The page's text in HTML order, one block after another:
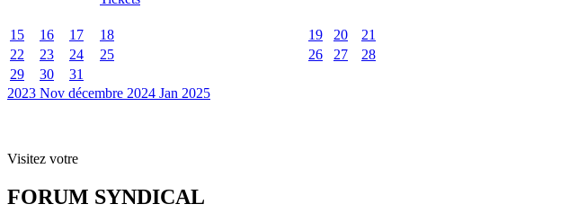
15 16 17 18 19 20
21
22
23 24 25 26 27
28
29
30
31
2023 Nov décembre 2024 Jan 2025
Visitez votre
FORUM SYNDICAL